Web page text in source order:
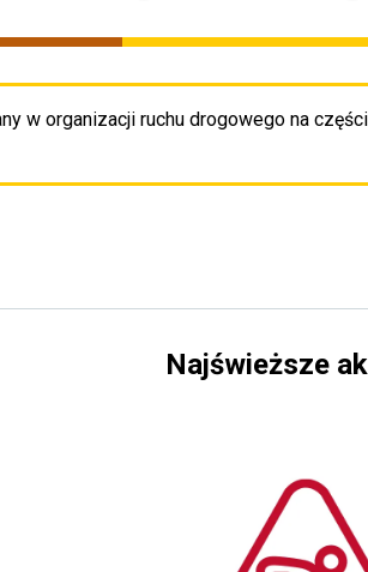
w organizacji ruchu drogowego na
Przejdź do
Najświeższe